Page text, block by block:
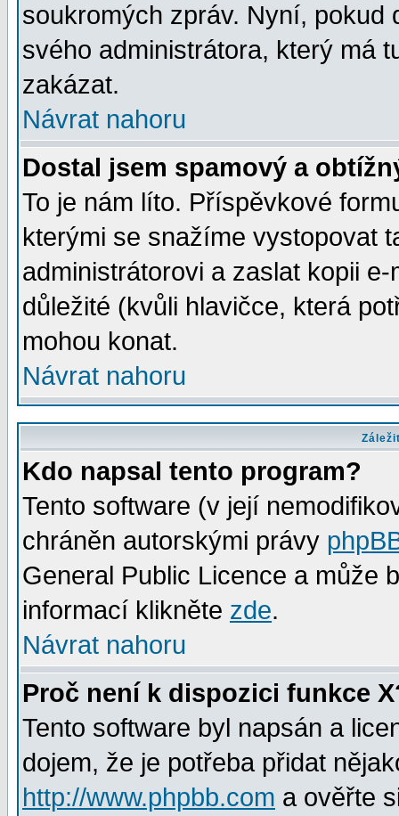
soukromých zpráv. Nyní, pokud
svého administrátora, který má
zakázat.
Návrat nahoru
Dostal jsem spamový a
To je nám líto. Příspěvkové
kterými se snažíme vystopovat
administrátorovi a zaslat kopii
důležité (kvůli hlavičce, která
mohou konat.
Návrat nahoru
Kdo napsal tento program?
Tento software (v její
chráněn autorskými právy
General Public Licence a může
informací klikněte zde.
Návrat nahoru
Proč není k dispozici funkce
Tento software byl napsán a
dojem, že je potřeba přidat
http://www.phpbb.com a ověřte